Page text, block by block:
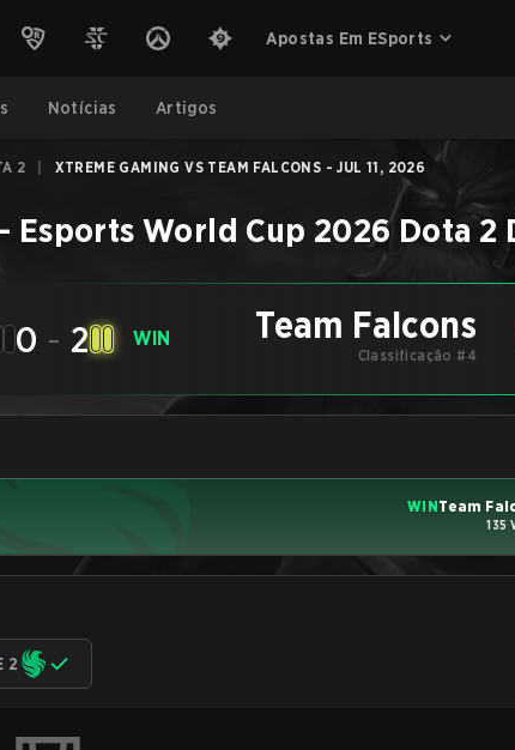
Apostas Em ESports
Notícias Artigos
2 XTREME GAMING VS TEAM FALCONS - JUL 11, 2026
Esports World Cup 2026 Dota 2
0 - 2 WIN Team Falcons
Classificação #4
WINTeam
135
2